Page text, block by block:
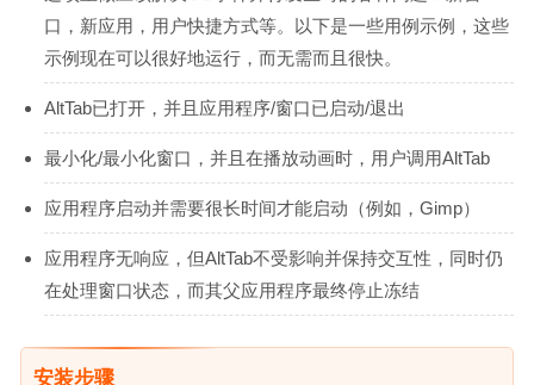
口，新应用，用户快捷方式等。以下是一些用例示例，这些
示例现在可以很好地运行，而无需而且很快。
AltTab已打开，并且应用程序/窗口已启动/退出
最小化/最小化窗口，并且在播放动画时，用户调用AltTab
应用程序启动并需要很长时间才能启动（例如，Gimp）
应用程序无响应，但AltTab不受影响并保持交互性，同时仍
在处理窗口状态，而其父应用程序最终停止冻结
安装步骤